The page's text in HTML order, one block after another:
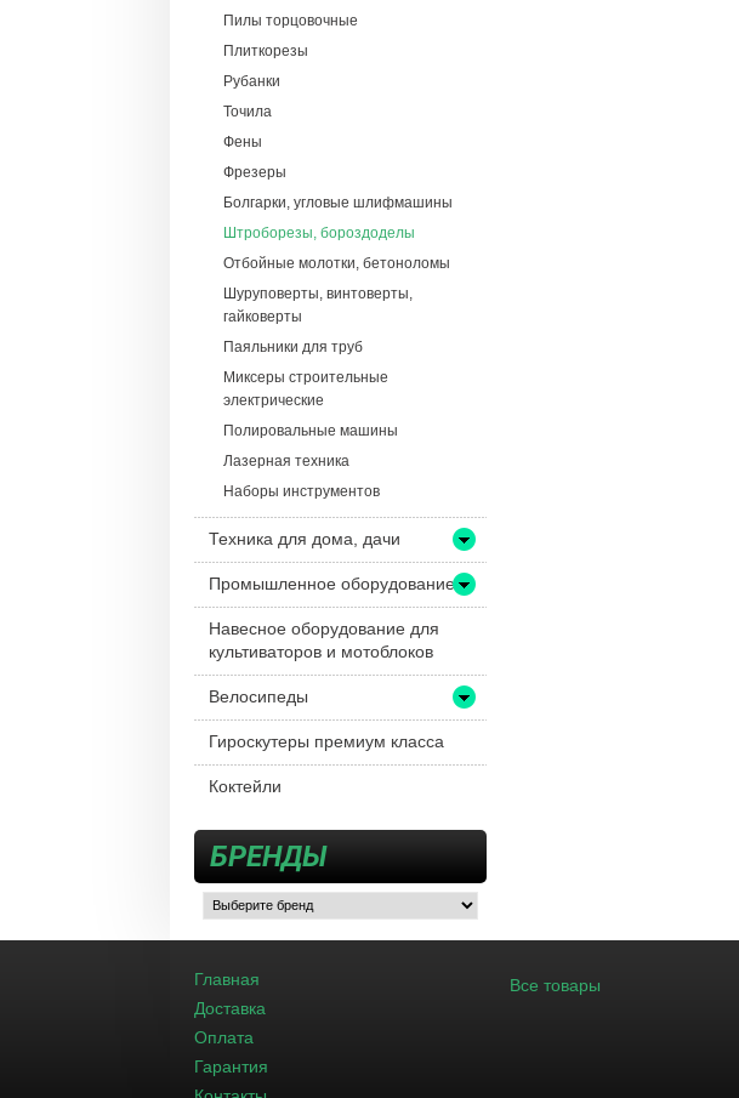
Пилы торцовочные
Плиткорезы
Рубанки
Точила
Фены
Фрезеры
Болгарки, угловые шлифмашины
Штроборезы, бороздоделы
Отбойные молотки, бетоноломы
Шуруповерты, винтоверты,
гайковерты
Паяльники для труб
Миксеры строительные
электрические
Полировальные машины
Лазерная техника
Наборы инструментов
Техника для дома, дачи
Промышленное оборудование
Навесное оборудование для
культиваторов и мотоблоков
Велосипеды
Гироскутеры премиум класса
Коктейли
БРЕНДЫ
Главная
Доставка
Оплата
Гарантия
Все товары